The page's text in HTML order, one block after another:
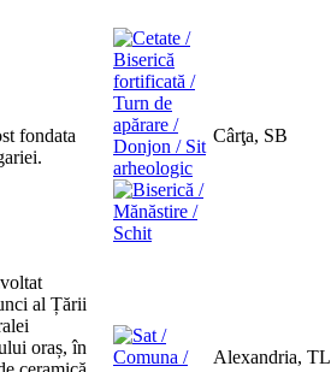
fondata
Cârţa, SB
al Țării
oraș, în
Alexandria, TL